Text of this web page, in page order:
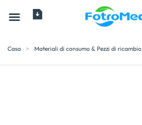
Casa > Materiali di consumo & Pezzi di ricambio